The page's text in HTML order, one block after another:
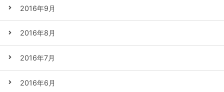
2016年9月
2016年8月
2016年7月
2016年6月